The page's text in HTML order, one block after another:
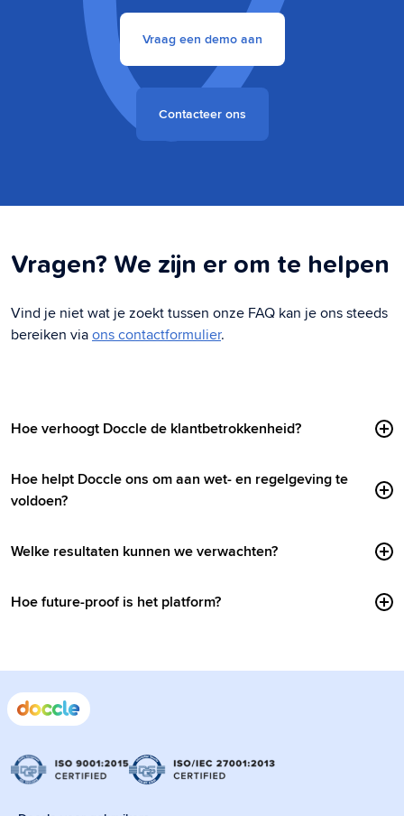
Vraag een demo aan
Contacteer ons
Vragen? We zijn er om te helpen
Vind je niet wat je zoekt tussen onze FAQ kan je ons steeds
bereiken viaons contactformulier.
Hoe verhoogt Doccle de klantbetrokkenheid?
Hoe helpt Doccle ons om aan wet- en regelgeving te
voldoen?
Welke resultaten kunnen we verwachten?
Hoe future-proof is het platform?